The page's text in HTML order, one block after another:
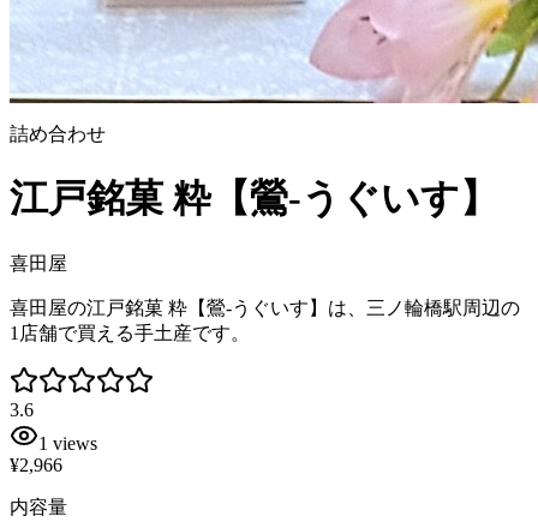
詰め合わせ
江戸銘菓 粋【鶯-うぐいす】
喜田屋
喜田屋の江戸銘菓 粋【鶯-うぐいす】は、三ノ輪橋駅周辺の
1店舗で買える手土産です。
3.6
1 views
¥2,966
内容量